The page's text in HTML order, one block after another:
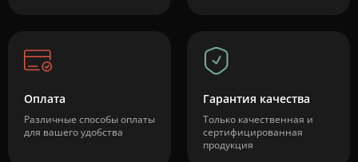
Оплата
Различные способы оплаты
для вашего удобства
Гарантия качества
Только качественная и
сертифицированная
продукция